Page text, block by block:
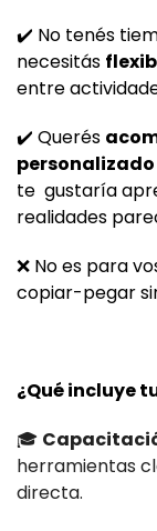
✔️ No tenés
necesitás
entre
✔️ Querés
personalizado
te gustaría
realidades
❌ No es para
copiar-pegar
¿Qué incluye
🎓
herramientas
directa.